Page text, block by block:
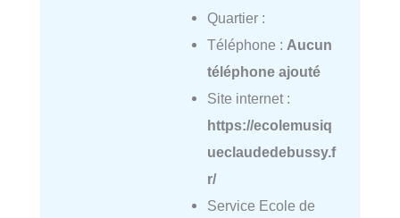
Quartier :
Téléphone : Aucun
téléphone ajouté
Site internet :
https://ecolemusiq
ueclaudedebussy.f
r/
Service Ecole de